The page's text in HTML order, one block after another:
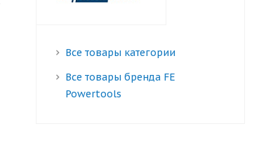
Все товары категории
Все товары бренда FE
Powertools